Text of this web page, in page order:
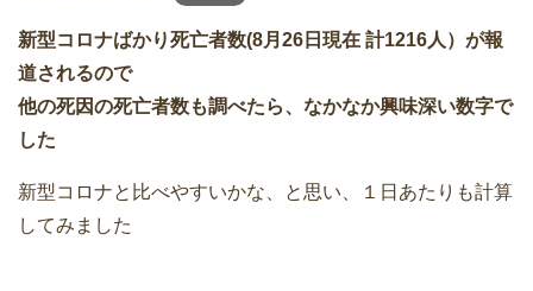
新型コロナばかり死亡者数(8月26日現在 計1216人）が報
道されるので
他の死因の死亡者数も調べたら、なかなか興味深い数字で
した
新型コロナと比べやすいかな、と思い、１日あたりも計算
してみました